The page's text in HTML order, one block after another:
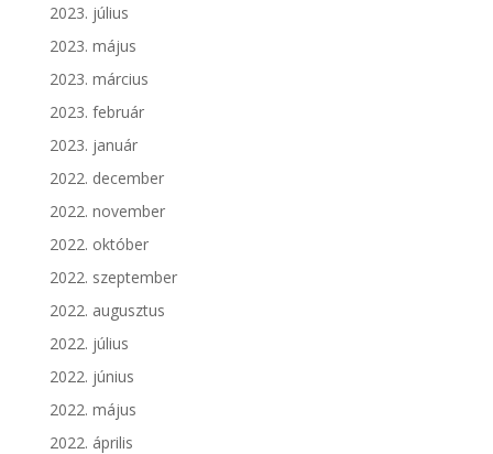
2023. július
2023. május
2023. március
2023. február
2023. január
2022. december
2022. november
2022. október
2022. szeptember
2022. augusztus
2022. július
2022. június
2022. május
2022. április